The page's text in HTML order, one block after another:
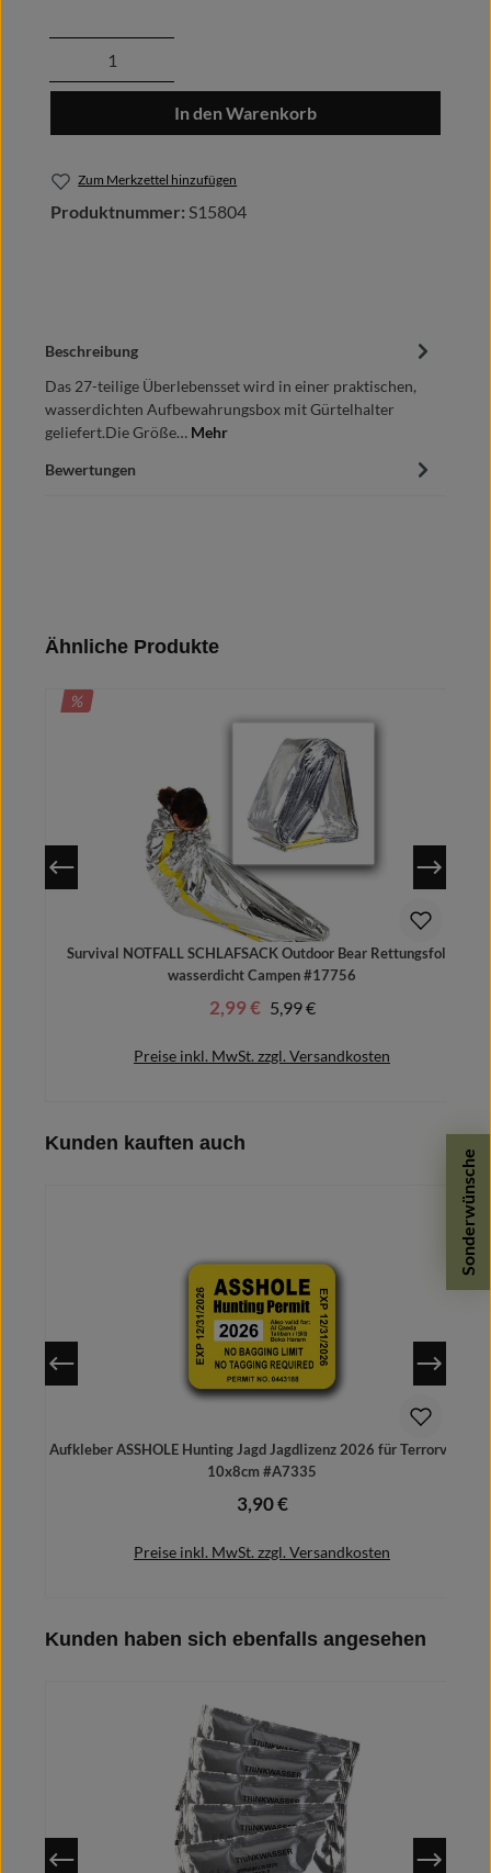
Produkt Anzahl: Gib den gewünschten
In den Warenkorb
Zum Merkzettel hinzufügen
Produktnummer: S15804
Sonderwünsche
Beschreibung
Das 27-teilige Überlebensset wird in einer praktischen,
wasserdichten Aufbewahrungsbox mit Gürtelhalter
geliefert.Die Größe… Mehr
Bewertungen
Produktgalerie überspringen
Ähnliche Produkte
RABATT
%
Survival NOTFALL SCHLAFSACK Outdoor Bear Rettungsfolie
wasserdicht Campen #17756
Verkaufspreis:
2,99 € Regulärer Preis:
5,99 €
Preise inkl. MwSt. zzgl. Versandkosten
Produktgalerie überspringen
Kunden kauften auch
Aufkleber ASSHOLE Hunting Jagd Jagdlizenz 2026 für Terrorvögel
10x8cm #A7335
Regulärer Preis:
3,90 €
Preise inkl. MwSt. zzgl. Versandkosten
Produktgalerie überspringen
Kunden haben sich ebenfalls angesehen